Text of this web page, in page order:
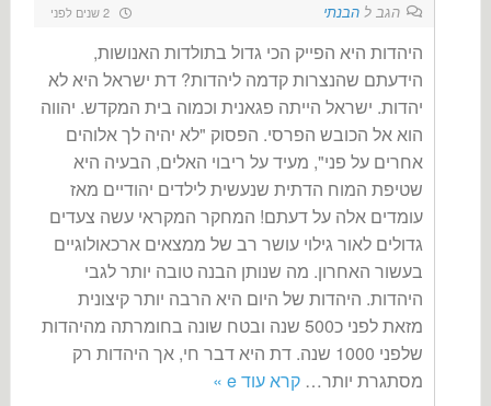
הגב ל הבנתי
היהדות היא הפייק הכי גדול בתולדות האנושות,
הידעתם שהנצרות קדמה ליהדות? דת ישראל היא לא
יהדות. ישראל הייתה פגאנית וכמוה בית המקדש. יהווה
הוא אל הכובש הפרסי. הפסוק "לא יהיה לך אלוהים
אחרים על פני", מעיד על ריבוי האלים, הבעיה היא
שטיפת המוח הדתית שנעשית לילדים יהודיים מאז
עומדים אלה על דעתם! המחקר המקראי עשה צעדים
גדולים לאור גילוי עושר רב של ממצאים ארכאולוגיים
בעשור האחרון. מה שנותן הבנה טובה יותר לגבי
היהדות. היהדות של היום היא הרבה יותר קיצונית
מזאת לפני כ500 שנה ובטח שונה בחומרתה מהיהדות
שלפני 1000 שנה. דת היא דבר חי, אך היהדות רק
מסתגרת יותר… קרא עוד e »